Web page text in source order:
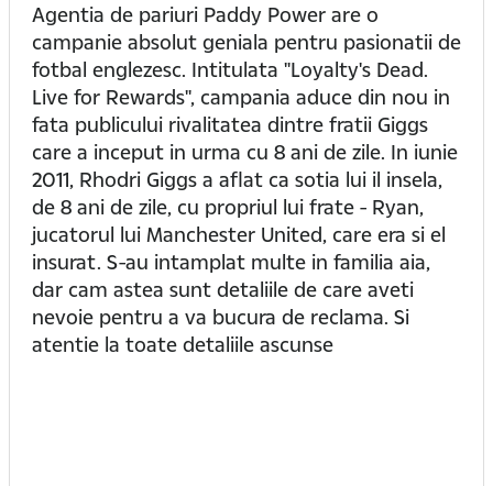
Agentia de pariuri Paddy Power are o
campanie absolut geniala pentru pasionatii de
fotbal englezesc. Intitulata "Loyalty's Dead.
Live for Rewards", campania aduce din nou in
fata publicului rivalitatea dintre fratii Giggs
care a inceput in urma cu 8 ani de zile. In iunie
2011, Rhodri Giggs a aflat ca sotia lui il insela,
de 8 ani de zile, cu propriul lui frate - Ryan,
jucatorul lui Manchester United, care era si el
insurat. S-au intamplat multe in familia aia,
dar cam astea sunt detaliile de care aveti
nevoie pentru a va bucura de reclama. Si
atentie la toate detaliile ascunse